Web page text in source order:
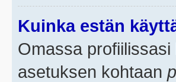
Kuinka estän
Omassa
asetuksen kohtaan